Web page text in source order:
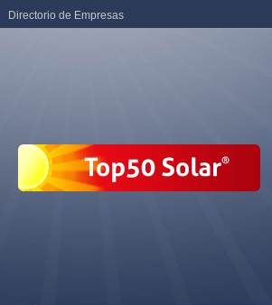
Directorio de Empresas